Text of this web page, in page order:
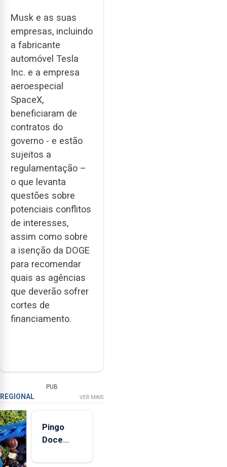
Musk e as suas
empresas, incluindo
a fabricante
automóvel Tesla
Inc. e a empresa
aeroespecial
SpaceX,
beneficiaram de
contratos do
governo - e estão
sujeitos a
regulamentação –
o que levanta
questões sobre
potenciais conflitos
de interesses,
assim como sobre
a isenção da DOGE
para recomendar
quais as agências
que deverão sofrer
cortes de
financiamento.
PUB
REGIONAL VER MAIS
Pingo
Doce